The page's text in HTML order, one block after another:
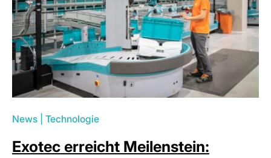
News Technologie
Exotec erreicht Meilenstein: